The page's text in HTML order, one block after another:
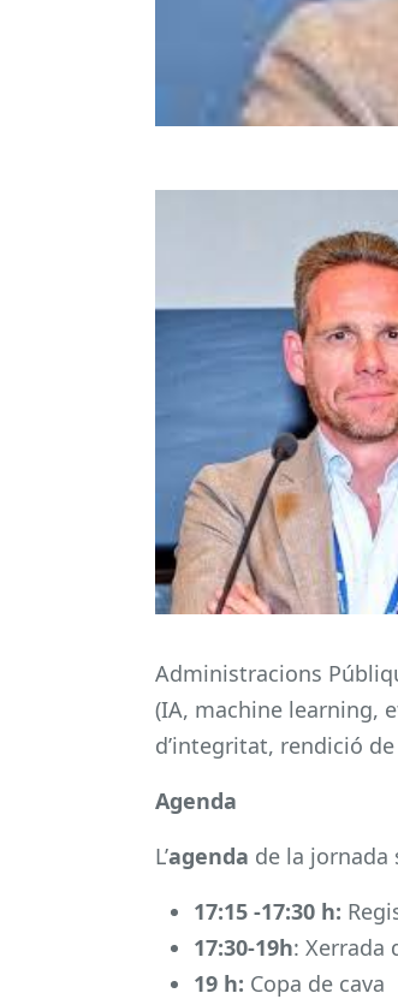
Administracions
(IA, machine learning,
d’integritat, rendició
Agenda
L’agenda de la jornada
17:15 -17:30 h:
17:30-19h: Xerrada
19 h: Copa de cava